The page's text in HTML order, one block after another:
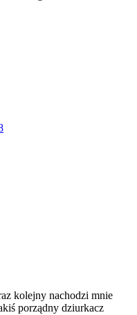
kolejny nachodzi mnie
porządny dziurkacz